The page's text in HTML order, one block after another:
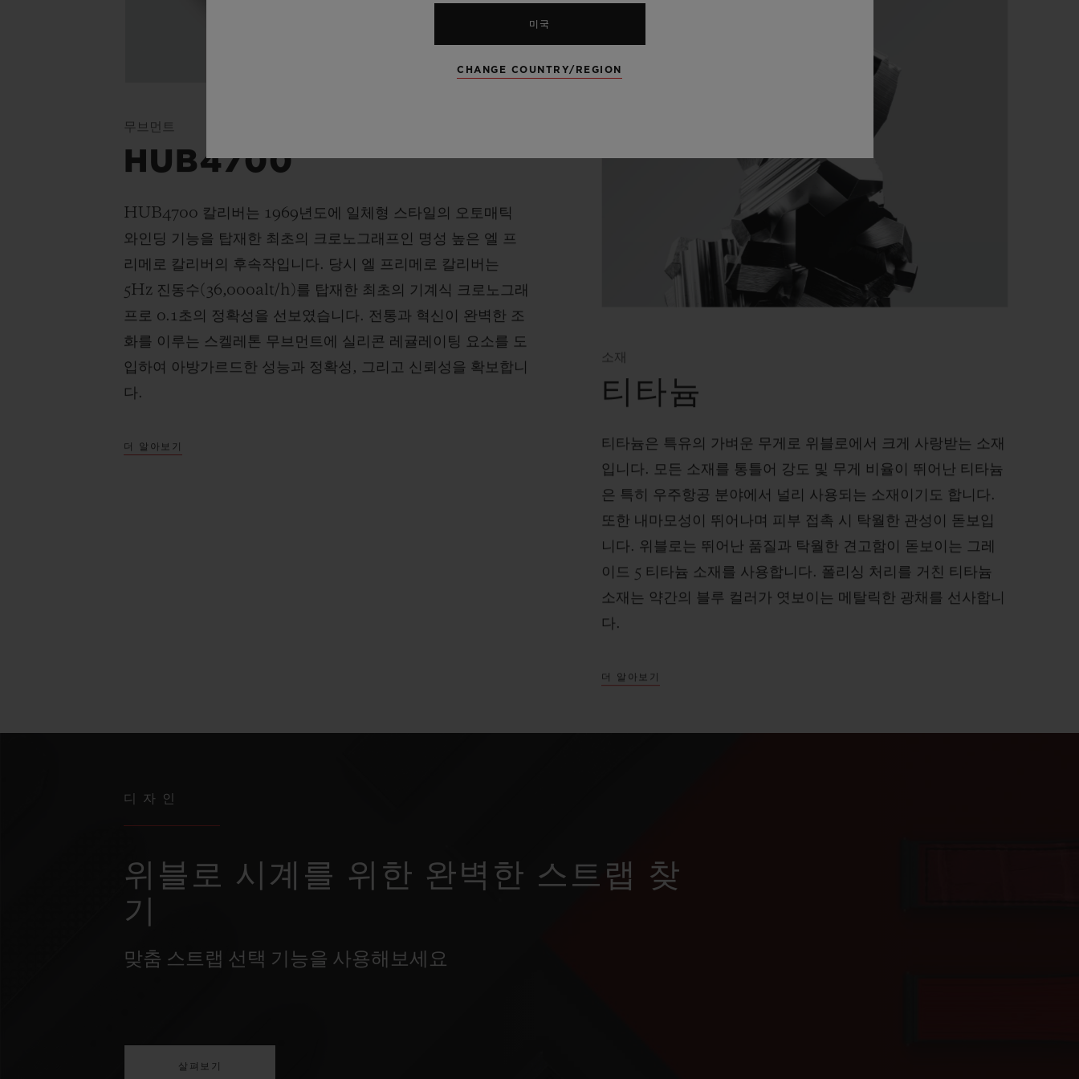
무브먼트
HUB4700
HUB4700 칼리버는 1969년도에 일체형 스타일의 오토매틱
와인딩 기능을 탑재한 최초의 크로노그래프인 명성 높은 엘 프
리메로 칼리버의 후속작입니다. 당시 엘 프리메로 칼리버는
5Hz 진동수(36,000alt/h)를 탑재한 최초의 기계식 크로노그래
프로 0.1초의 정확성을 선보였습니다. 전통과 혁신이 완벽한 조
화를 이루는 스켈레톤 무브먼트에 실리콘 레귤레이팅 요소를 도
입하여 아방가르드한 성능과 정확성, 그리고 신뢰성을 확보합니
다.
더 알아보기
소재
티타늄
티타늄은 특유의 가벼운 무게로 위블로에서 크게 사랑받는 소재
입니다. 모든 소재를 통틀어 강도 및 무게 비율이 뛰어난 티타늄
은 특히 우주항공 분야에서 널리 사용되는 소재이기도 합니다.
또한 내마모성이 뛰어나며 피부 접촉 시 탁월한 관성이 돋보입
니다. 위블로는 뛰어난 품질과 탁월한 견고함이 돋보이는 그레
이드 5 티타늄 소재를 사용합니다. 폴리싱 처리를 거친 티타늄
소재는 약간의 블루 컬러가 엿보이는 메탈릭한 광채를 선사합니
다.
더 알아보기
디자인
위블로 시계를 위한 완벽한 스트랩 찾
기
맞춤 스트랩 선택 기능을 사용해보세요
살펴보기
미국
CHANGE COUNTRY/REGION